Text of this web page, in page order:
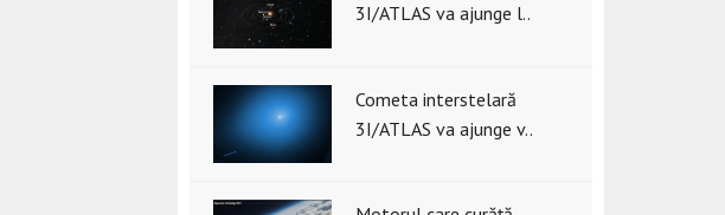
3I/ATLAS va ajunge l..
Cometa interstelară
3I/ATLAS va ajunge v..